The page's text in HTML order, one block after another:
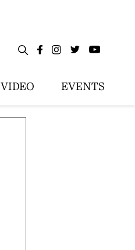
VIDEO EVENTS